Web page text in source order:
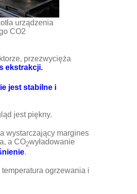
urządzenia
CO2
przezwycięża
ekstrakcji.
jest stabilne i
jest piękny.
wystarczający margines
a CO2wyładowanie
.
ogrzewania i